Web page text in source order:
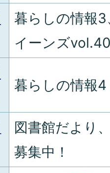
暮らしの情報
イーンズ
暮らしの情報4
図書館だより
募集中！